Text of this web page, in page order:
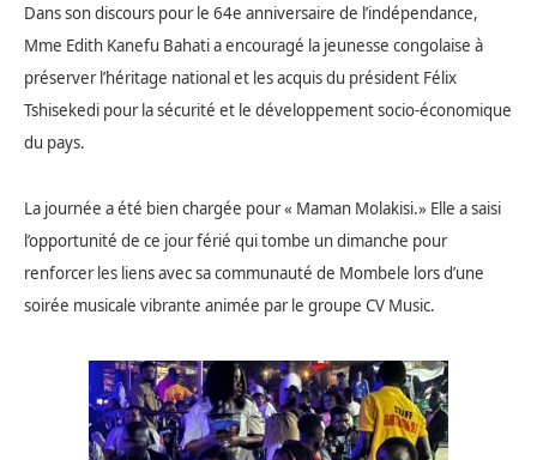
Dans son discours pour le 64e anniversaire de l’indépendance,
Mme Edith Kanefu Bahati a encouragé la jeunesse congolaise à
préserver l’héritage national et les acquis du président Félix
Tshisekedi pour la sécurité et le développement socio-économique
du pays.
La journée a été bien chargée pour « Maman Molakisi.» Elle a saisi
l’opportunité de ce jour férié qui tombe un dimanche pour
renforcer les liens avec sa communauté de Mombele lors d’une
soirée musicale vibrante animée par le groupe CV Music.